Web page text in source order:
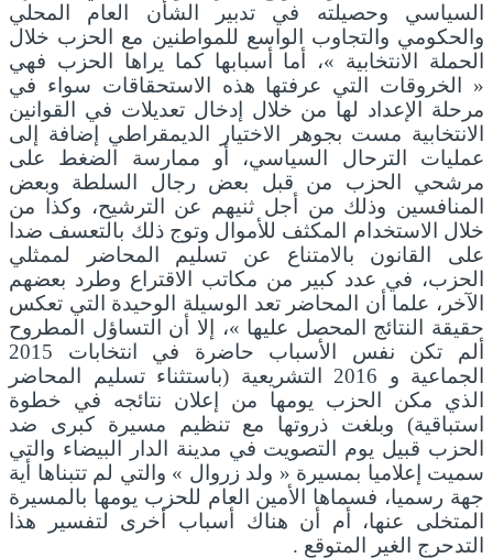
السياسي وحصيلته في تدبير الشأن العام المحلي
والحكومي والتجاوب الواسع للمواطنين مع الحزب خلال
الحملة الانتخابية »، أما أسبابها كما يراها الحزب فهي
« الخروقات التي عرفتها هذه الاستحقاقات سواء في
مرحلة الإعداد لها من خلال إدخال تعديلات في القوانين
الانتخابية مست بجوهر الاختيار الديمقراطي إضافة إلى
عمليات الترحال السياسي، أو ممارسة الضغط على
مرشحي الحزب من قبل بعض رجال السلطة وبعض
المنافسين وذلك من أجل ثنيهم عن الترشيح، وكذا من
خلال الاستخدام المكثف للأموال وتوج ذلك بالتعسف ضدا
على القانون بالامتناع عن تسليم المحاضر لممثلي
الحزب، في عدد كبير من مكاتب الاقتراع وطرد بعضهم
الآخر، علما أن المحاضر تعد الوسيلة الوحيدة التي تعكس
حقيقة النتائج المحصل عليها »، إلا أن التساؤل المطروح
ألم تكن نفس الأسباب حاضرة في انتخابات 2015
الجماعية و 2016 التشريعية (باستثناء تسليم المحاضر
الذي مكن الحزب يومها من إعلان نتائجه في خطوة
استباقية) وبلغت ذروتها مع تنظيم مسيرة كبرى ضد
الحزب قبيل يوم التصويت في مدينة الدار البيضاء والتي
سميت إعلاميا بمسيرة « ولد زروال » والتي لم تتبناها أية
جهة رسميا، فسماها الأمين العام للحزب يومها بالمسيرة
المتخلى عنها، أم أن هناك أسباب أخرى لتفسير هذا
التدحرج الغير المتوقع .